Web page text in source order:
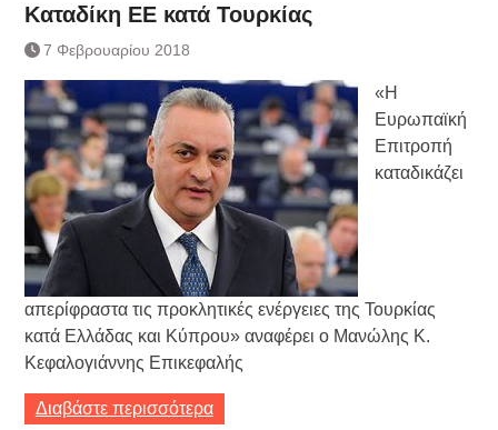
Καταδίκη ΕΕ κατά Τουρκίας
7 Φεβρουαρίου 2018
«Η
Ευρωπαϊκή
Επιτροπή
καταδικάζει
απερίφραστα τις προκλητικές ενέργειες της Τουρκίας
κατά Ελλάδας και Κύπρου» αναφέρει ο Μανώλης Κ.
Κεφαλογιάννης Επικεφαλής
Διαβάστε περισσότερα